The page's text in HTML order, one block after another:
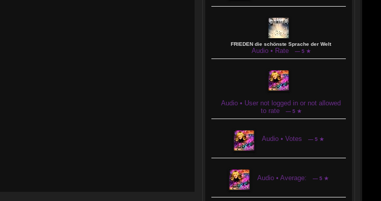
FRIEDEN die schönste Sprache der Welt
Audio • Rate — 5 ★
Audio • User not logged in or not allowed
to rate
— 5 ★
Audio • Votes — 5 ★
Audio • Average: — 5 ★